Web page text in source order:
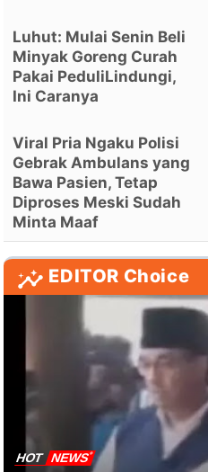
Luhut: Mulai Senin Beli
Minyak Goreng Curah
Pakai PeduliLindungi,
Ini Caranya
Viral Pria Ngaku Polisi
Gebrak Ambulans yang
Bawa Pasien, Tetap
Diproses Meski Sudah
Minta Maaf
EDITOR Choice
HOT NEWS